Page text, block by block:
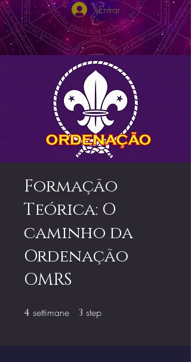
Entrar
Formação
Teórica: O
caminho da
Ordenação
OMRS
4 settimane 4 settimane
3 step